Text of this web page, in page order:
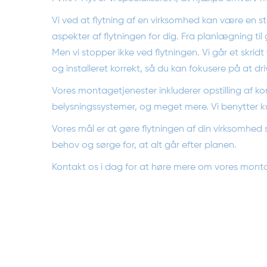
Vi ved at flytning af en virksomhed kan være en
aspekter af flytningen for dig. Fra planlægning til
Men vi stopper ikke ved flytningen. Vi går et
og installeret korrekt, så du kan fokusere på at
Vores montagetjenester inkluderer opstilling af
belysningssystemer, og meget mere. Vi
Vores mål er at gøre flytningen af din
behov og sørge for, at alt går efter planen.
Kontakt os i dag for at høre mere om vores